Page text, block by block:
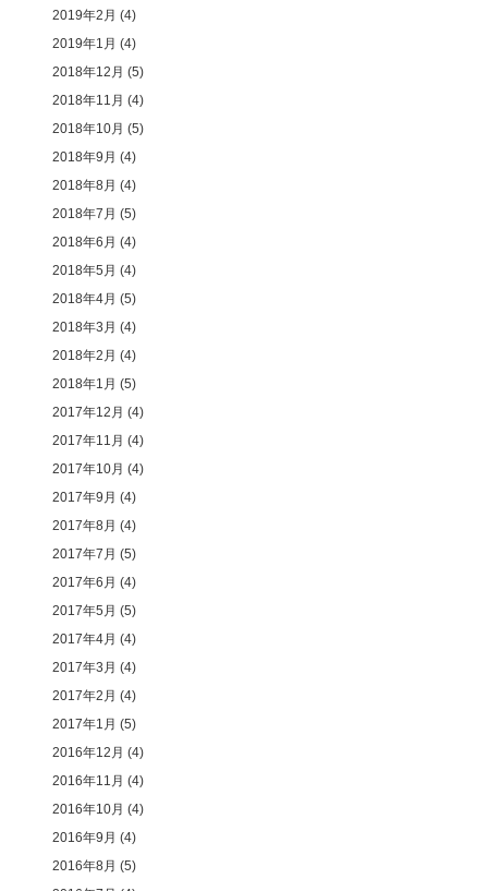
2019年2月 (4)
2019年1月 (4)
2018年12月 (5)
2018年11月 (4)
2018年10月 (5)
2018年9月 (4)
2018年8月 (4)
2018年7月 (5)
2018年6月 (4)
2018年5月 (4)
2018年4月 (5)
2018年3月 (4)
2018年2月 (4)
2018年1月 (5)
2017年12月 (4)
2017年11月 (4)
2017年10月 (4)
2017年9月 (4)
2017年8月 (4)
2017年7月 (5)
2017年6月 (4)
2017年5月 (5)
2017年4月 (4)
2017年3月 (4)
2017年2月 (4)
2017年1月 (5)
2016年12月 (4)
2016年11月 (4)
2016年10月 (4)
2016年9月 (4)
2016年8月 (5)